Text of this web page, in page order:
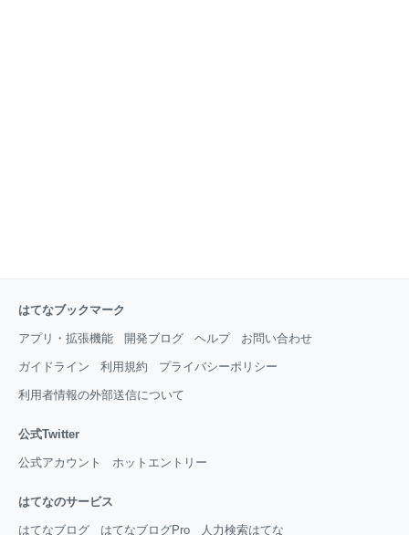
はてなブックマーク
アプリ・拡張機能 開発ブログ ヘルプ お問い合わせ
ガイドライン 利用規約 プライバシーポリシー
利用者情報の外部送信について
公式Twitter
公式アカウント ホットエントリー
はてなのサービス
はてなブログ はてなブログPro 人力検索はてな